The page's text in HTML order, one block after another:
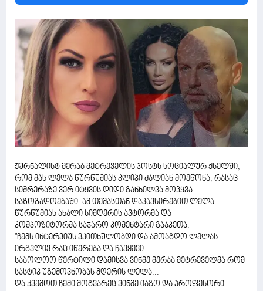
ჟურნალისტ მერაბ მეტრეველის პოსტს სოციალურ ქსელში,
რომ მას ლელა წურწუმიას კლიპი ძალიან მოეწონა, რასაც
სიმრერაზე ვერ იტყვის დიდი განხილვა მოჰყვა
საზოგადოებაში. ამ თემასთან დაკავსირებით ლელა
წურწუმიას ახალი სიმღერის ავტორმა და
კომპოზიტორმა საჯარო კომენტარი გააკეთა.
"ჩემს ინტერვიუს ვკითხულობდი და ამოაგდო ლელას
ირგვლივ რაც იწერება და ჩავყევი...
საბოლოო წერტილი დამისვა ვინმე მერაბ მეტრეველმა რომ
სასტიკ უგემოვნობას მღერის ლელა...
და ქვემოთ ჩემი მოგვარეც ვინმე იაგო და პროფესორი